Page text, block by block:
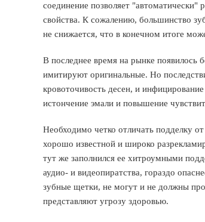
соединение позволяет
свойства. К сожалению, большинство
не снижается, что в конечном итоге
В последнее время на рынке появилось
имитируют оригинальные. Но
кровоточивость десен, и
истончение эмали и повышение
Необходимо четко отличать подделку
хорошо известной и широко
тут же заполнился ее хитроумными
аудио- и видеопиратства, гораздо
зубные щетки, не могут и не должны
представляют угрозу здоровью.